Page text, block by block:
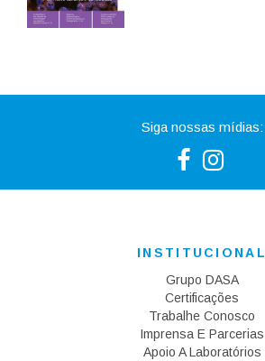
Siga nossas mídias:
INSTITUCIONAL
Grupo DASA
Certificações
Trabalhe Conosco
Imprensa E Parcerias
Apoio A Laboratórios